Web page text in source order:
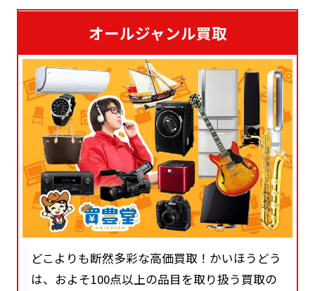
オールジャンル買取
どこよりも断然多彩な高価買取！かいほうどう
は、およそ100点以上の品目を取り扱う買取の